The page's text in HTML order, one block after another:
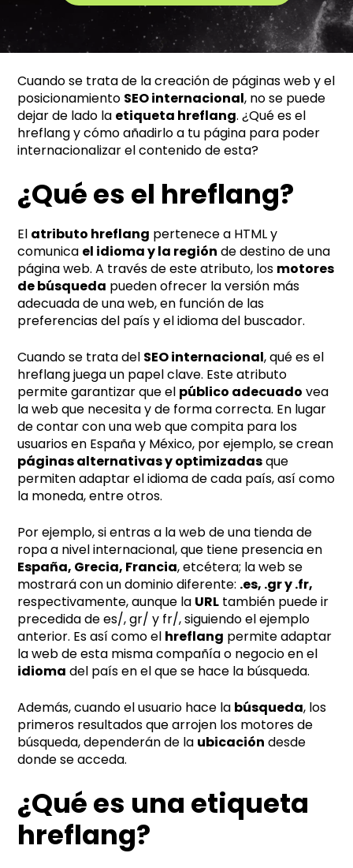
t
r
n
a
t
v
e
Cuando se trata de la creación de páginas web y el
posicionamiento SEO internacional, no se puede
dejar de lado la etiqueta hreflang. ¿Qué es el
hreflang y cómo añadirlo a tu página para poder
internacionalizar el contenido de esta?
¿Qué es el hreflang?
El atributo hreflang pertenece a HTML y
comunica el idioma y la región de destino de una
página web. A través de este atributo, los motores
de búsqueda pueden ofrecer la versión más
adecuada de una web, en función de las
preferencias del país y el idioma del buscador.
Cuando se trata del SEO internacional, qué es el
hreflang juega un papel clave. Este atributo
permite garantizar que el público adecuado vea
la web que necesita y de forma correcta. En lugar
de contar con una web que compita para los
usuarios en España y México, por ejemplo, se crean
páginas alternativas y optimizadasque
permiten adaptar el idioma de cada país, así como
la moneda, entre otros.
Por ejemplo, si entras a la web de una tienda de
ropa a nivel internacional, que tiene presencia en
España, Grecia, Francia, etcétera; la web se
mostrará con un dominio diferente: .es, .gr y .fr,
respectivamente, aunque la URL también puede ir
precedida de es/, gr/ y fr/, siguiendo el ejemplo
anterior. Es así como el hreflang permite adaptar
la web de esta misma compañía o negocio en el
idioma del país en el que se hace la búsqueda.
Además, cuando el usuario hace la búsqueda, los
primeros resultados que arrojen los motores de
búsqueda, dependerán de la ubicación desde
donde se acceda.
¿Qué es una etiqueta
hreflang?